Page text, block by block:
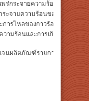
ร่กระจายความร้อนของแผ่นท
ระจายความร้อนของวัสดุโลหะ
ารไหลของกาวร้อนละลายด้ว
ามร้อนและการเกิดคาร์บอนข
จนผลิตภัณฑ์รายการ